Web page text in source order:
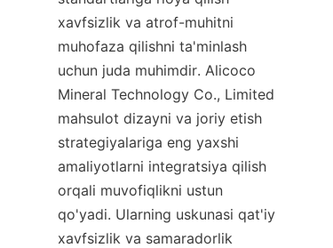
xavfsizlik va atrof-muhitni
muhofaza qilishni ta'minlash
uchun juda muhimdir. Alicoco
Mineral Technology Co., Limited
mahsulot dizayni va joriy etish
strategiyalariga eng yaxshi
amaliyotlarni integratsiya qilish
orqali muvofiqlikni ustun
qo'yadi. Ularning uskunasi qat'iy
xavfsizlik va samaradorlik